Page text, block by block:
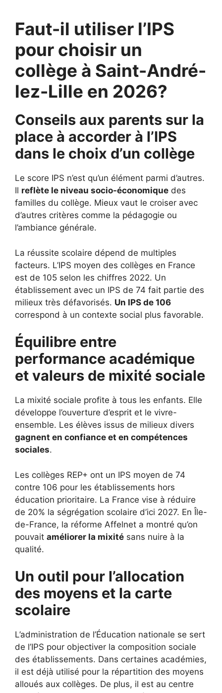
Faut-il utiliser l’IPS
pour choisir un
collège à Saint-André-
lez-Lille en 2026?
Conseils aux parents sur la
place à accorder à l’IPS
dans le choix d’un collège
Le score IPS n’est qu’un élément parmi d’autres.
Il reflète le niveau socio-économique des
familles du collège. Mieux vaut le croiser avec
d’autres critères comme la pédagogie ou
l’ambiance générale.
La réussite scolaire dépend de multiples
facteurs. L’IPS moyen des collèges en France
est de 105 selon les chiffres 2022. Un
établissement avec un IPS de 74 fait partie des
milieux très défavorisés. Un IPS de 106
correspond à un contexte social plus favorable.
Équilibre entre
performance académique
et valeurs de mixité sociale
La mixité sociale profite à tous les enfants. Elle
développe l’ouverture d’esprit et le vivre-
ensemble. Les élèves issus de milieux divers
gagnent en confiance et en compétences
sociales.
Les collèges REP+ ont un IPS moyen de 74
contre 106 pour les établissements hors
éducation prioritaire. La France vise à réduire
de 20% la ségrégation scolaire d’ici 2027. En Île-
de-France, la réforme Affelnet a montré qu’on
pouvait améliorer la mixité sans nuire à la
qualité.
Un outil pour l’allocation
des moyens et la carte
scolaire
L’administration de l’Éducation nationale se sert
de l’IPS pour objectiver la composition sociale
des établissements. Dans certaines académies,
il est déjà utilisé pour la répartition des moyens
alloués aux collèges. De plus, il est au centre